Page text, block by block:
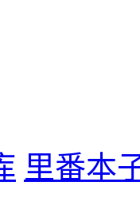
里番本